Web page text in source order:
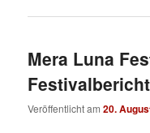
Mera Luna
Festivalbericht
Veröffentlicht am20.